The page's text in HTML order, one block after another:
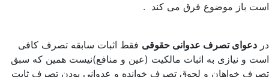
است باز موضوع فرق می کند .
در دعوای تصرف عدوانی حقوقی فقط اثبات سابقه تصرف کافی
است و نیازی به اثبات مالکیت (عین و منافع)نیست همین که سبق
تصرف خواهان و لحوق تصرف خوانده و عدوانی بودن تصرف ثابت